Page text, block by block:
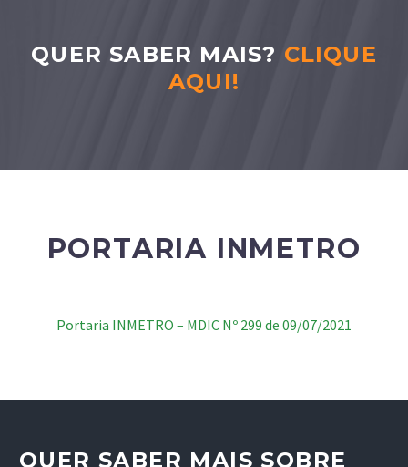
QUER SABER MAIS? CLIQUE
AQUI!
PORTARIA INMETRO
Portaria INMETRO – MDIC Nº 299 de 09/07/2021
QUER SABER MAIS SOBRE